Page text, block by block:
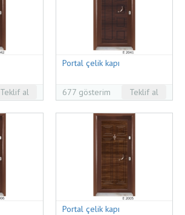
Teklif al
Portal çelik kapı
677 gösterim Teklif al
Portal çelik kapı